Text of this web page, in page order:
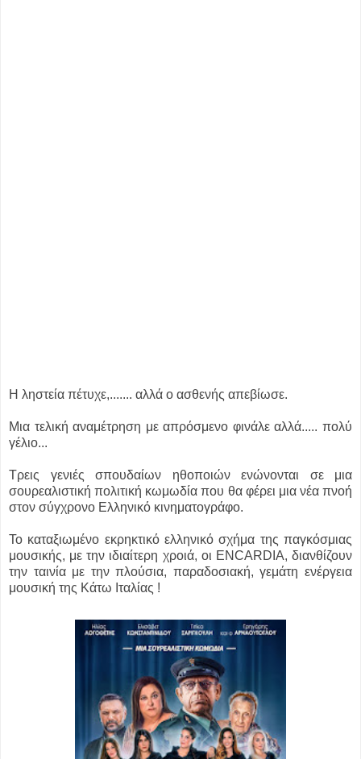
Η ληστεία πέτυχε,....... αλλά ο ασθενής απεβίωσε.
Μια τελική αναμέτρηση με απρόσμενο φινάλε αλλά..... πολύ
γέλιο...
Τρεις γενιές σπουδαίων ηθοποιών ενώνονται σε μια
σουρεαλιστική πολιτική κωμωδία που θα φέρει μια νέα πνοή
στον σύγχρονο Ελληνικό κινηματογράφο.
Το καταξιωμένο εκρηκτικό ελληνικό σχήμα της παγκόσμιας
μουσικής, με την ιδιαίτερη χροιά, οι ENCARDIA, διανθίζουν
την ταινία με την πλούσια, παραδοσιακή, γεμάτη ενέργεια
μουσική της Κάτω Ιταλίας !